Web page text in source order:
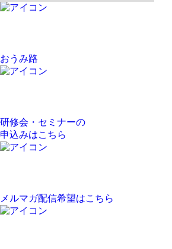
おうみ路
研修会・セミナーの
申込みはこちら
メルマガ配信希望はこちら